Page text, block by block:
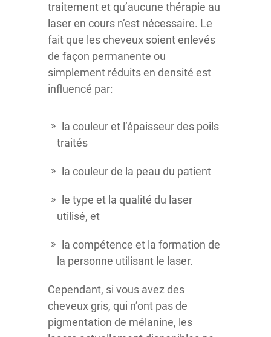
traitement et qu’aucune thérapie au
laser en cours n’est nécessaire. Le
fait que les cheveux soient enlevés
de façon permanente ou
simplement réduits en densité est
influencé par:
la couleur et l’épaisseur des poils
traités
la couleur de la peau du patient
le type et la qualité du laser
utilisé, et
la compétence et la formation de
la personne utilisant le laser.
Cependant, si vous avez des
cheveux gris, qui n’ont pas de
pigmentation de mélanine, les